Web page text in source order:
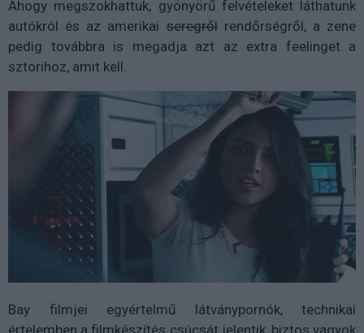
Ahogy megszokhattuk, gyönyörű felvételeket láthatunk
autókról és az amerikaiseregrőlrendőrségről, a zene
pedig továbbra is megadja azt az extra feelinget a
sztorihoz, amit kell.
Bay filmjei egyértelmű látványpornók, technikai